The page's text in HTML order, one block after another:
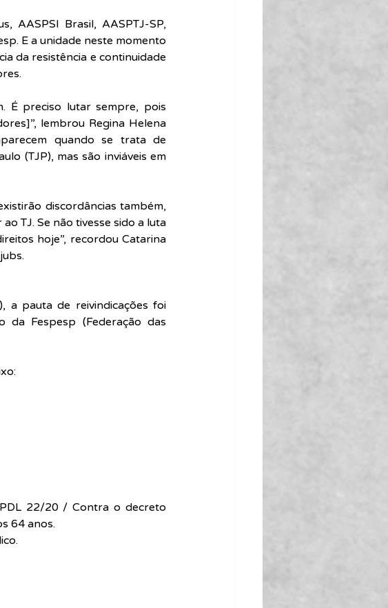
AASPSI Brasil, AASPTJ-SP,
E a unidade neste momento
da resistência e continuidade
É preciso lutar sempre, pois
lembrou Regina Helena
quando se trata de
(TJP), mas são inviáveis em
discordâncias também,
TJ. Se não tivesse sido a luta
hoje”, recordou Catarina
a pauta de reivindicações foi
Fespesp (Federação das
22/20 / Contra o decreto
64 anos.